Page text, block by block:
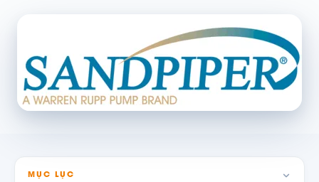
MỤC LỤC